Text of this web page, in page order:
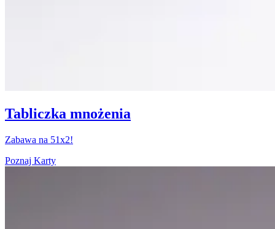
Tabliczka mnożenia
Zabawa na 51x2!
Poznaj Karty